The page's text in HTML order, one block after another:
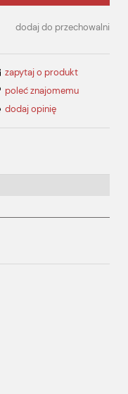
dodaj do przechowalni
zapytaj o produkt
poleć znajomemu
dodaj opinię